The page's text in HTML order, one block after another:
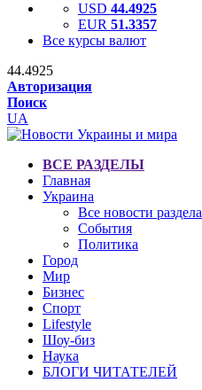
USD 44.4925
EUR 51.3357
Все курсы валют
44.4925
Авторизация
Поиск
UA
ВСЕ РАЗДЕЛЫ
Главная
Украина
Все новости раздела
События
Политика
Город
Мир
Бизнес
Спорт
Lifestyle
Шоу-биз
Наука
БЛОГИ ЧИТАТЕЛЕЙ